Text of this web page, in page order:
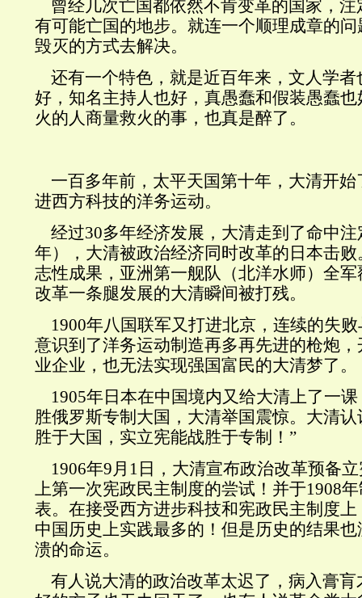
曾经几次亡国都依然不肯变革的国家，注
有可能亡国的地步。就连一个顺理成章的
毁灭的方式去解决。
还有一个特色，就是近百年来，文人学者
好，知名主持人也好，真愚蠢和假装愚蠢
火的人商量救火的事，也真是醉了。
一百多年前，太平天国第十年，大清开始
进西方科技的洋务运动。
经过30多年经济发展，大清走到了命中注
年），大清被政治经济同时改革的日本击
志性成果，亚洲第一舰队（北洋水师）全
改革一条腿发展的大清瞬间被打残。
1900年八国联军又打进北京，连续的失
意识到了洋务运动制造再多再先进的枪炮
业企业，也无法实现强国富民的大清梦了。
1905年日本在中国境内又给大清上了一
胜俄罗斯专制大国，大清举国震惊。大清
胜于大国，实立宪能战胜于专制！”
1906年9月1日，大清宣布政治改革预备
上第一次宪政民主制度的尝试！并于1908
表。在接受西方进步科技和宪政民主制度
中国历史上实践最多的！但是历史的结果
溃的命运。
有人说大清的政治改革太迟了，病入膏肓